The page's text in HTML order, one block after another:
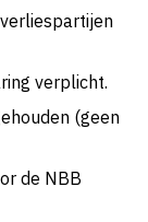
verplicht.
(geen
de NBB